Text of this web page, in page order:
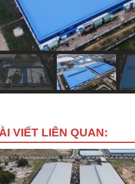
VIẾT LIÊN QUAN: